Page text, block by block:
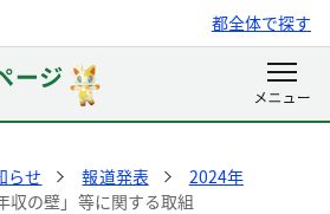
都全体で探す
らせ 報道発表
2024年
収の壁」等に関する取組